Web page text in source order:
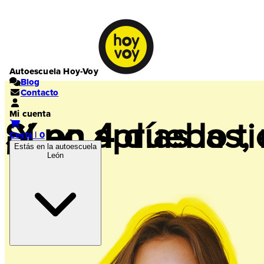
Autoescuela Hoy-Voy
Blog
Contacto
Mi cuenta
Cesta | 0
Estás en la autoescuela
León
Si no apruebas,
¡Y en 4 días lo